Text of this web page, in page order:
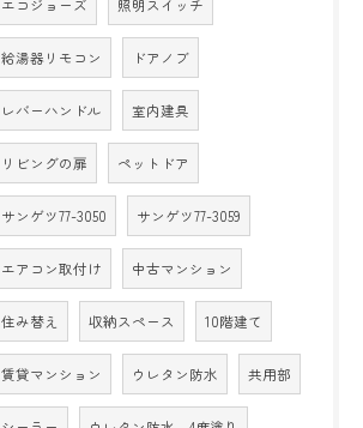
エコジョーズ 照明スイッチ
給湯器リモコン ドアノブ
レバーハンドル 室内建具
リビングの扉 ペットドア
サンゲツ77-3050 サンゲツ77-3059
エアコン取付け 中古マンション
住み替え 収納スペース 10階建て
賃貸マンション ウレタン防水 共用部